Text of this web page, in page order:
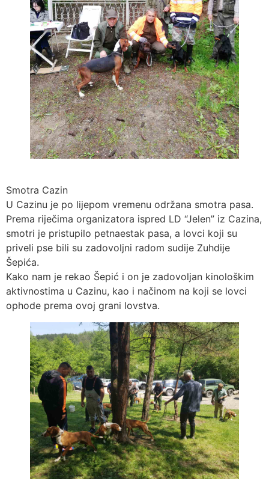
Smotra Cazin
U Cazinu je po lijepom vremenu održana smotra pasa.
Prema riječima organizatora ispred LD “Jelen” iz Cazina,
smotri je pristupilo petnaestak pasa, a lovci koji su
priveli pse bili su zadovoljni radom sudije Zuhdije
Šepića.
Kako nam je rekao Šepić i on je zadovoljan kinološkim
aktivnostima u Cazinu, kao i načinom na koji se lovci
ophode prema ovoj grani lovstva.